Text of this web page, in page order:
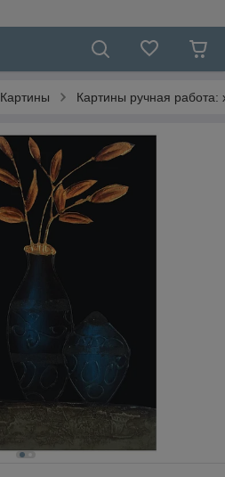
Картины Картины ручная работа: